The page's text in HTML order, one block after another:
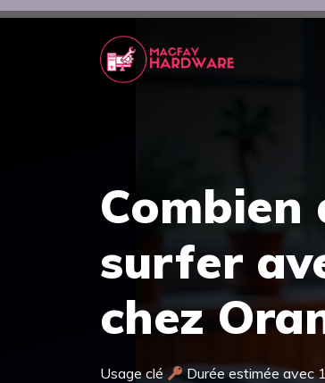
Aller
surfer
chez
Usage clé Durée estimée avec